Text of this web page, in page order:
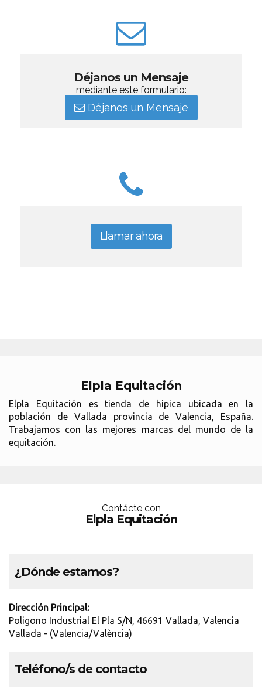
Déjanos un Mensaje
mediante este formulario:
Déjanos un Mensaje
Llamar ahora
Elpla Equitación
Elpla Equitación es tienda de hipica ubicada en la
población de Vallada provincia de Valencia, España.
Trabajamos con las mejores marcas del mundo de la
equitación.
Contácte con
Elpla Equitación
¿Dónde estamos?
Dirección Principal:
Poligono Industrial El Pla S/N, 46691 Vallada, Valencia
Vallada - (Valencia/València)
Teléfono/s de contacto